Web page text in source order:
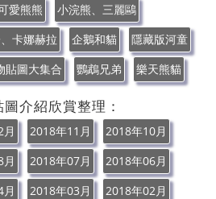
愛熊熊
小浣熊、三麗鷗
卡娜赫拉 企鵝和貓
隱藏版河童
貼圖大集合 鸚鵡兄弟 樂天熊貓
介紹欣賞整理：
2018年11月
2018年10月
2018年07月
2018年06月
2018年03月
2018年02月